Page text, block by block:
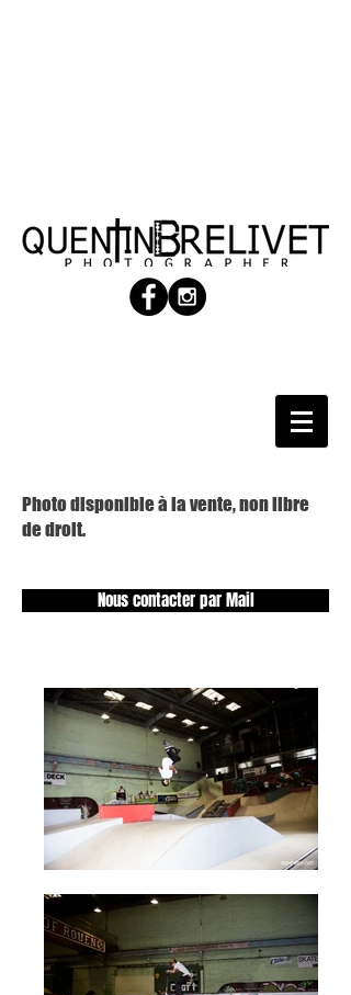
Photo disponible à la vente, non libre
de droit.
Nous contacter par Mail